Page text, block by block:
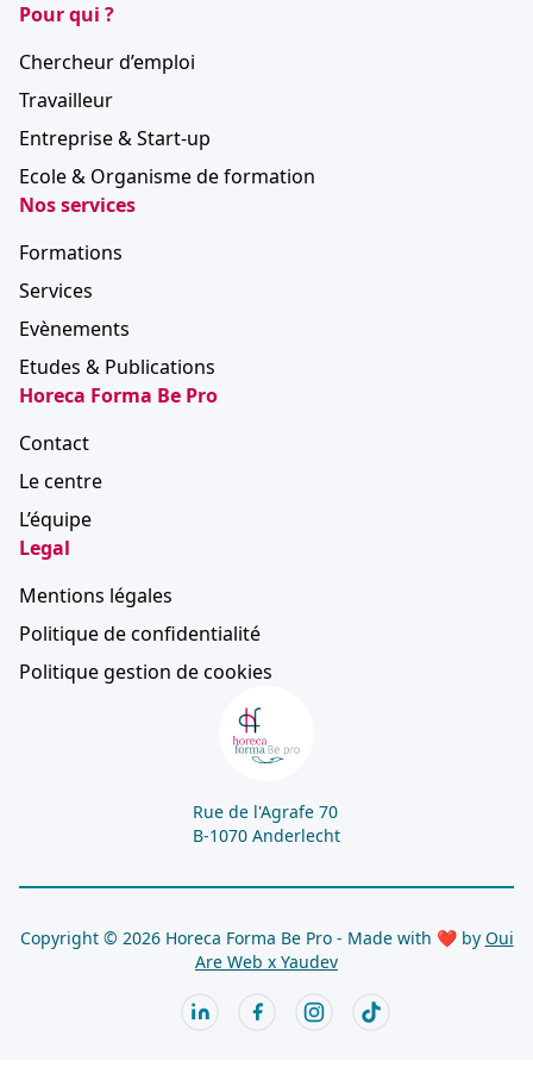
Pour qui ?
Chercheur d’emploi
Travailleur
Entreprise & Start-up
Ecole & Organisme de formation
Nos services
Formations
Services
Evènements
Etudes & Publications
Horeca Forma Be Pro
Contact
Le centre
L’équipe
Legal
Mentions légales
Politique de confidentialité
Politique gestion de cookies
Rue de l'Agrafe 70
B-1070 Anderlecht
Copyright © 2026 Horeca Forma Be Pro - Made with ❤ by Oui
Are Web x Yaudev